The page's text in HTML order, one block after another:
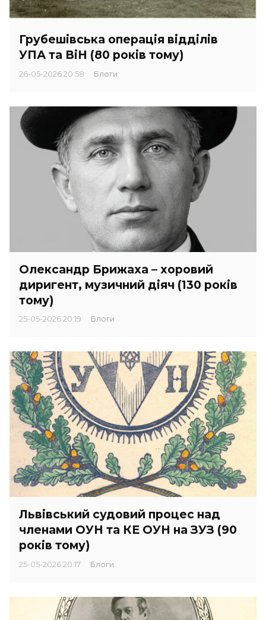
Грубешівська операція відділів
УПА та ВіН (80 років тому)
26-05-2026 20:58 Блоги
Олександр Брижаха – хоровий
диригент, музичний діяч (130 років
тому)
25-05-2026 20:19 Блоги
Львівський судовий процес над
членами ОУН та КЕ ОУН на ЗУЗ (90
років тому)
25-05-2026 20:17 Блоги